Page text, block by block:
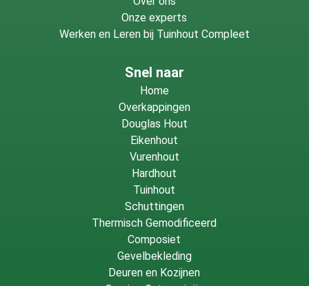
Onze experts
Werken en Leren bij Tuinhout Compleet
Snel naar
Home
Overkappingen
Douglas Hout
Eikenhout
Vurenhout
Hardhout
Tuinhout
Schuttingen
Thermisch Gemodificeerd
Composiet
Gevelbekleding
Deuren en Kozijnen